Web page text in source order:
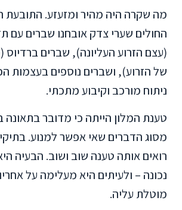
מה שקרה היה מהיר ומזעזע. התובעת
החולים שערי צדק אובחנו שברים עם
(עצם הזרוע העליונה), שברים
של הזרוע), ושברים נוספים בעצמות
ניתוח מורכב וקיבוע מתכתי.
טענת המלון הייתה כי מדובר בתאונה
מסוג הדברים שאי אפשר למנוע.
רואים אותה טענה שוב ושוב. הבעיה
נכונה – ולעיתים היא מעלימה על
מוטלת עליה.